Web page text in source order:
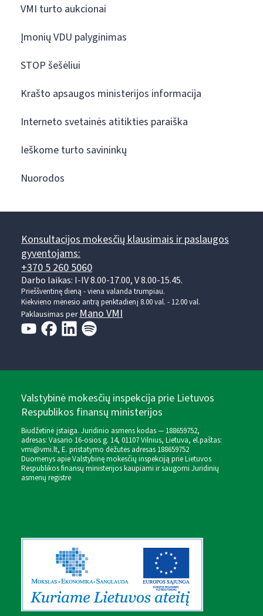
VMI turto aukcionai
Įmonių VDU palyginimas
STOP šešėliui
Krašto apsaugos ministerijos informacija
Interneto svetainės atitikties paraiška
Ieškome turto savininkų
Nuorodos
Konsultacijos mokesčių klausimais ir paslaugos
gyventojams:
+370 5 260 5060
Darbo laikas: I-IV 8.00-17.00, V 8.00-15.45.
Prieššventinę dieną - viena valanda trumpiau.
Kiekvieno mėnesio antrą penktadienį 8.00 val. - 12.00 val.
Paklausimas perMano VMI
Valstybinė mokesčių inspekcija prie Lietuvos
Respublikos finansų ministerijos
Biudžetinė įstaiga. Juridinio asmens kodas — 188659752,
adresas: Vasario 16-osios g. 14, 01107 Vilnius, Lietuva, el.paštas:
vmi@vmi.lt, E. pristatymo dėžutės adresas 188659752
Duomenys apie Valstybinę mokesčių inspekciją prie Lietuvos
Respublikos finansų ministerijos kaupiami ir saugomi Juridinių
asmenų registre